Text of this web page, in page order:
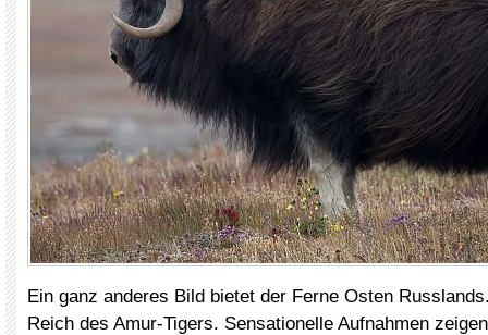
Ein ganz anderes Bild bietet der Ferne Osten
Reich des Amur-Tigers. Sensationelle Aufnahmen